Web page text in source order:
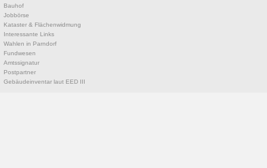
Bauhof
Jobbörse
Kataster & Flächenwidmung
Interessante Links
Wahlen in Parndorf
Fundwesen
Amtssignatur
Postpartner
Gebäudeinventar laut EED III